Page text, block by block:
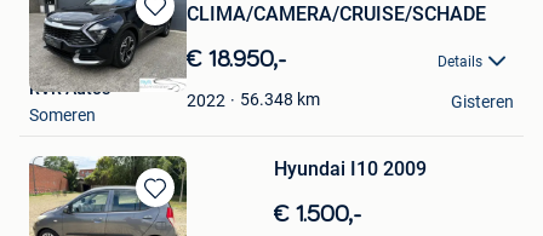
Bewaren
in
Mijn
Favorieten
CLIMA/CAMERA/CRUISE/SCHADE
€ 18.950,- Details
2022 56.348 km
RVR Auto's
Someren
Gisteren
Bewaren
Hyundai I10 2009
€ 1.500,-